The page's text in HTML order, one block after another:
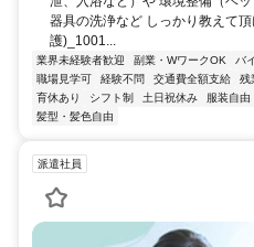
器具の洗浄など しっかり教えて
護)_1001...
業界未経験者歓迎 副業・WワークOK バ
職場見学可
経験不問 交通費全額支給 残
育休あり
シフト制 土日祝休み 服装自由
髪型・髪色自由
派遣社員